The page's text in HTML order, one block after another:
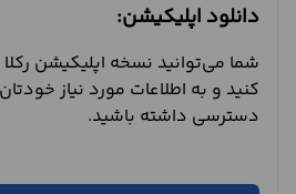
دانلود اپلیکیشن:
شما می‌توانید نسخه اپلیکیشن رکلا
کنید و به اطلاعات مورد نیاز
دسترسی داشته باشید.